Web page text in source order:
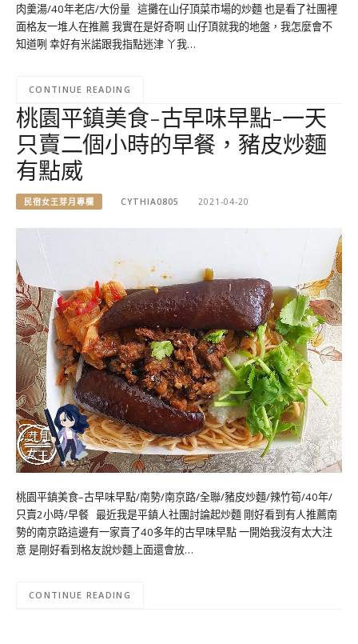
肉羹湯/40年老店/大份量 這攤在山仔頂菜市場的炒麵 也是看了社團裡
面格友一堆人在推薦 我實在是好奇啊 山仔頂就我的地盤，我怎麼會不
知道咧 幸好有米諾跟我指點迷津 丫我…
CONTINUE READING
桃園平鎮美食-古早味早點-一天
只賣二個小時的早餐，豬皮炒麵
有點威
民宿女王芽月專欄 CYTHIA0805 2021-04-20
桃園平鎮美食–古早味早點/南勢/南京路/全聯/豬皮炒麵/辣竹筍/40年/
只賣2小時/早餐 最近我是平鎮人社團討論起炒麵 剛好看到有人推薦南
勢的南京路這邊有一家賣了40多年的古早味早點 一開始我沒有太大注
意 是剛好看到格友說炒麵上面還會放…
CONTINUE READING